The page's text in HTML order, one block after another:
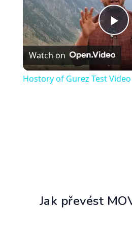
Watch on
Hostory of Gurez Test Video
Jak převést